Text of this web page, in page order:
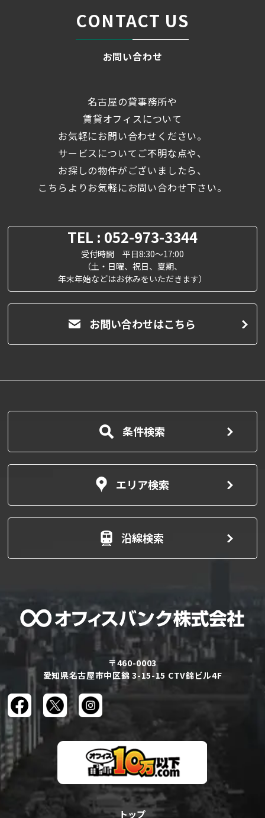
CONTACT US
お問い合わせ
名古屋の貸事務所や
賃貸オフィスについて
お気軽にお問い合わせください。
サービスについてご不明な点や、
お探しの物件がございましたら、
こちらよりお気軽にお問い合わせ下さい。
TEL : 052-973-3344
受付時間 平日8:30～17:00
（土・日曜、祝日、夏期、
年末年始などはお休みをいただきます）
お問い合わせはこちら
条件検索
エリア検索
沿線検索
〒460-0003
愛知県名古屋市中区錦 3-15-15 CTV錦ビル4F
トップ